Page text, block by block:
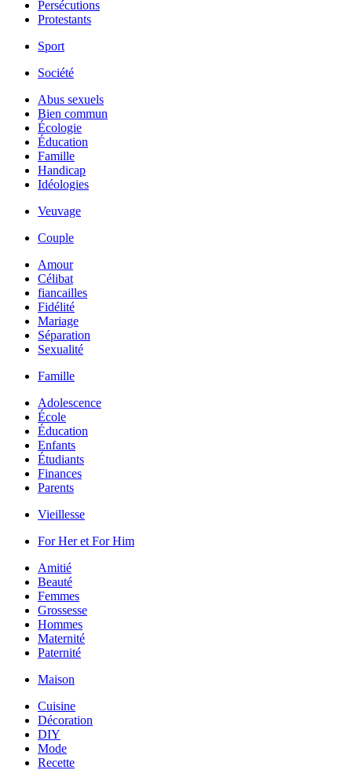
Persécutions
Protestants
Sport
Société
Abus sexuels
Bien commun
Écologie
Éducation
Famille
Handicap
Idéologies
Veuvage
Couple
Amour
Célibat
fiancailles
Fidélité
Mariage
Séparation
Sexualité
Famille
Adolescence
École
Éducation
Enfants
Étudiants
Finances
Parents
Vieillesse
For Her et For Him
Amitié
Beauté
Femmes
Grossesse
Hommes
Maternité
Paternité
Maison
Cuisine
Décoration
DIY
Mode
Recette